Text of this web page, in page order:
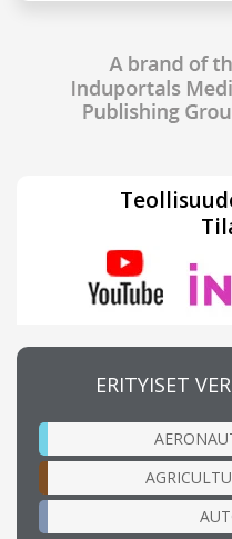
ERITYISET